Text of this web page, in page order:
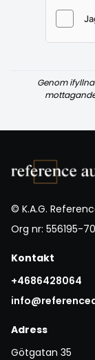
Genom
© K.A.G.
Org nr: 556195-
Kontakt
+4686428064
Adress
Götgatan 35